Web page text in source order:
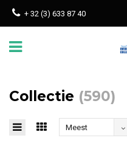
+ 32 (3) 633 87 40
Collectie (590)
Meest